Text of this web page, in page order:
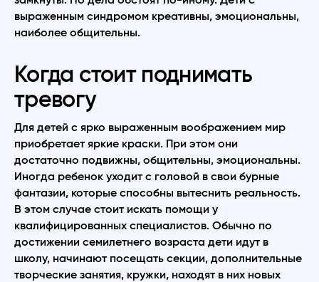
выраженным синдромом креативны, эмоциональны,
наиболее общительны.
Когда стоит поднимать
тревогу
Для детей с ярко выраженным воображением мир
приобретает яркие краски. При этом они
достаточно подвижны, общительны, эмоциональны.
Иногда ребенок уходит с головой в свои бурные
фантазии, которые способны вытеснить реальность.
В этом случае стоит искать помощи у
квалифицированных специалистов. Обычно по
достижении семилетнего возраста дети идут в
школу, начинают посещать секции, дополнительные
творческие занятия, кружки, находят в них новых